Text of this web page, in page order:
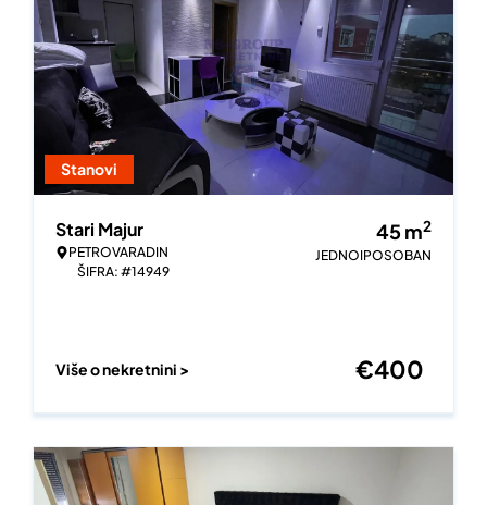
Stanovi
Stari Majur
PETROVARADIN
ŠIFRA: #14949
45m2
JEDNOIPOSOBAN
Više o nekretnini > €400